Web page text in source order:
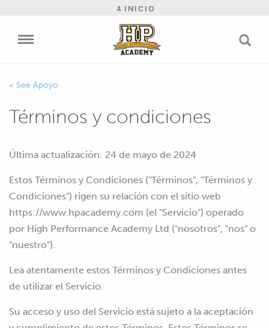
INICIO
Apoyo
Términos y condiciones
Última actualización: 24 de mayo de 2024
Estos Términos y Condiciones ("Términos", "Términos y
Condiciones") rigen su relación con el sitio web
https://www.hpacademy.com (el "Servicio") operado
por High Performance Academy Ltd ("nosotros", "nos" o
"nuestro").
Lea atentamente estos Términos y Condiciones antes
de utilizar el Servicio.
Su acceso y uso del Servicio está sujeto a la aceptación